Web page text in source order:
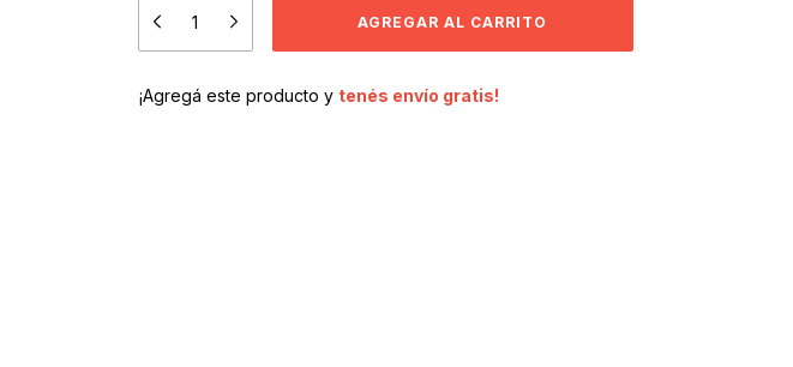
¡Agregá este producto y tenés envío gratis!